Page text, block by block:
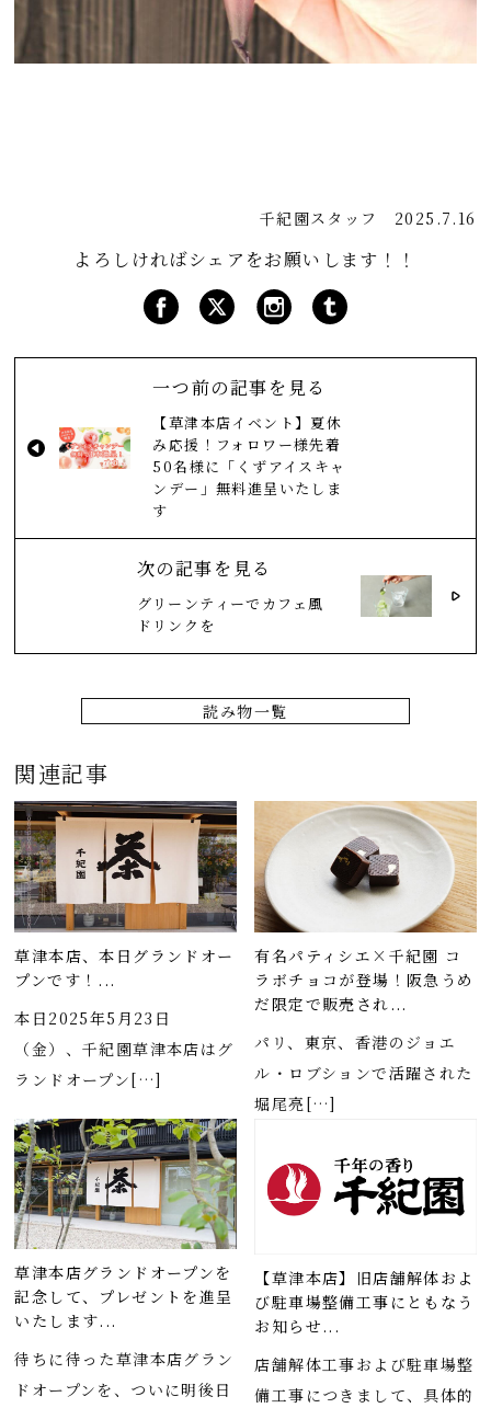
千紀園スタッフ 2025.7.16
よろしければシェアをお願いします！！
一つ前の記事を見る
【草津本店イベント】夏休
み応援！フォロワー様先着
50名様に「くずアイスキャ
ンデー」無料進呈いたしま
す
次の記事を見る
グリーンティーでカフェ風
ドリンクを
読み物一覧
関連記事
草津本店、本日グランドオー
プンです！...
本日2025年5月23日
（金）、千紀園草津本店はグ
ランドオープン[…]
有名パティシエ×千紀園 コ
ラボチョコが登場！阪急うめ
だ限定で販売され...
パリ、東京、香港のジョエ
ル・ロブションで活躍された
堀尾亮[…]
草津本店グランドオープンを
記念して、プレゼントを進呈
いたします...
待ちに待った草津本店グラン
ドオープンを、ついに明後日
【草津本店】旧店舗解体およ
び駐車場整備工事にともなう
お知らせ...
店舗解体工事および駐車場整
備工事につきまして、具体的